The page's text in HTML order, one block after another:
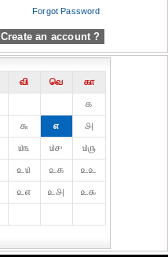
Forgot Password
Create an account ?
வி வெ
கா
௧
௬ ௭
௮
௰௩ ௰௪
௰௫
௨௰ ௨௧
௨௨
௨௭ ௨௮
௨௯